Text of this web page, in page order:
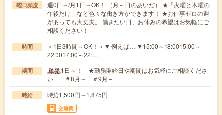
曜日頻度
週0日～/月1日～OK！ （月～日のあいだ） ★「火曜と木曜の
午後だけ」など色々な働き方ができます！ ★お仕事ゼロの週
があっても大丈夫。 働きたい日、お休みの希望はお気軽にご
相談ください！
時間
＜1日3時間～OK！＞▼ 例えば… ▼15:00～18:0015:00～
22:0017:00～22:…
期間 単発1日～！ ★勤務開始日や期間はお気軽にご相談くださ
い！ ＃8月～ ＃9月～
時給 時給1,500円～1,875円
交通費